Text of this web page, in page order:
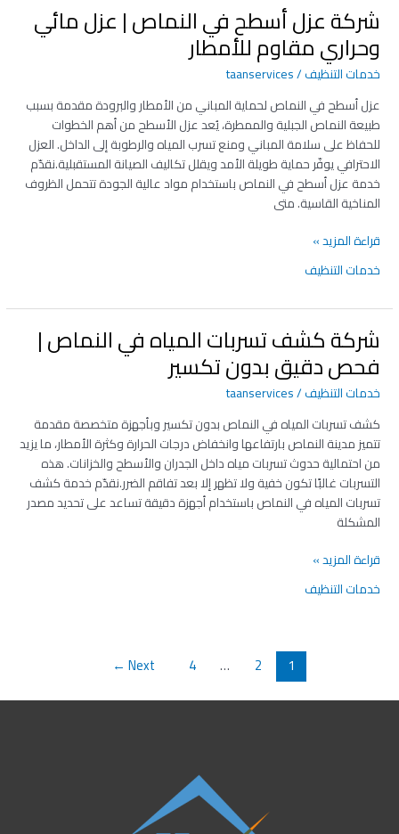
شركة عزل أسطح في النماص | عزل مائي
وحراري مقاوم للأمطار
خدمات التنظيف/
taanservices
عزل أسطح في النماص لحماية المباني من الأمطار والبرودة مقدمة بسبب
طبيعة النماص الجبلية والممطرة، يُعد عزل الأسطح من أهم الخطوات
للحفاظ على سلامة المباني ومنع تسرب المياه والرطوبة إلى الداخل. العزل
الاحترافي يوفّر حماية طويلة الأمد ويقلل تكاليف الصيانة المستقبلية.نقدّم
خدمة عزل أسطح في النماص باستخدام مواد عالية الجودة تتحمل الظروف
المناخية القاسية. متى
شركة
أسطح
في
النماص
|
عزل
مائي
وحراري
مقاوم
للأمطار
قراءة المزيد »
خدمات التنظيف
شركة كشف تسربات المياه في النماص |
فحص دقيق بدون تكسير
خدمات التنظيف/
taanservices
كشف تسربات المياه في النماص بدون تكسير وبأجهزة متخصصة مقدمة
تتميز مدينة النماص بارتفاعها وانخفاض درجات الحرارة وكثرة الأمطار، ما يزيد
من احتمالية حدوث تسربات مياه داخل الجدران والأسطح والخزانات. هذه
التسربات غالبًا تكون خفية ولا تظهر إلا بعد تفاقم الضرر.نقدّم خدمة كشف
تسربات المياه في النماص باستخدام أجهزة دقيقة تساعد على تحديد مصدر
المشكلة
شركة
كشف
تسربات
المياه
في
النماص
|
فحص
دقيق
بدون
تكسير
قراءة المزيد »
خدمات التنظيف
1
2
…
4
Next
←